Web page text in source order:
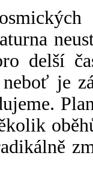
delší
je